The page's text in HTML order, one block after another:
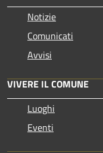
Notizie
Comunicati
Avvisi
VIVERE IL COMUNE
Luoghi
Eventi